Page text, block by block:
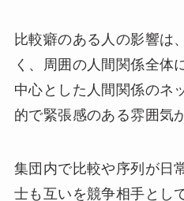
比較癖のある人の影響は
く、周囲の人間関係全体
中心とした人間関係のネ
的で緊張感のある雰囲気
集団内で比較や序列が日
士も互いを競争相手とし